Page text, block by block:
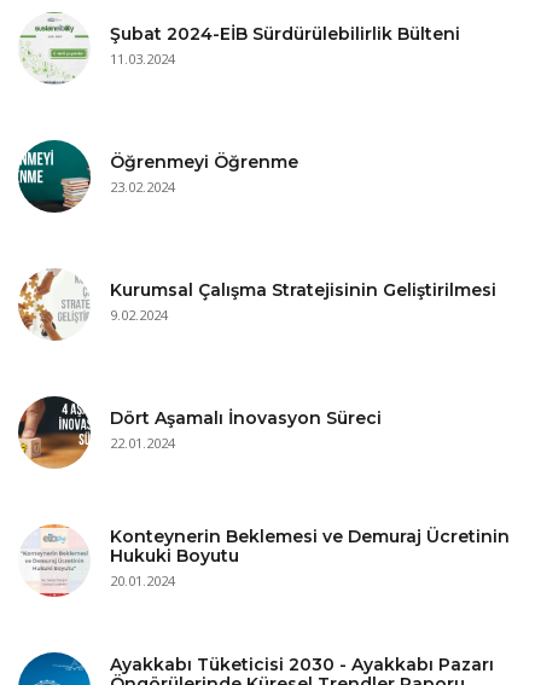
Şubat 2024-EİB Sürdürülebilirlik Bülteni
11.03.2024
Öğrenmeyi Öğrenme
23.02.2024
Kurumsal Çalışma Stratejisinin Geliştirilmesi
9.02.2024
Dört Aşamalı İnovasyon Süreci
22.01.2024
Konteynerin Beklemesi ve Demuraj Ücretinin
Hukuki Boyutu
20.01.2024
Ayakkabı Tüketicisi 2030 - Ayakkabı Pazarı